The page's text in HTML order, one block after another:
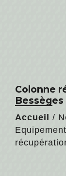
Colonne
Accueil /